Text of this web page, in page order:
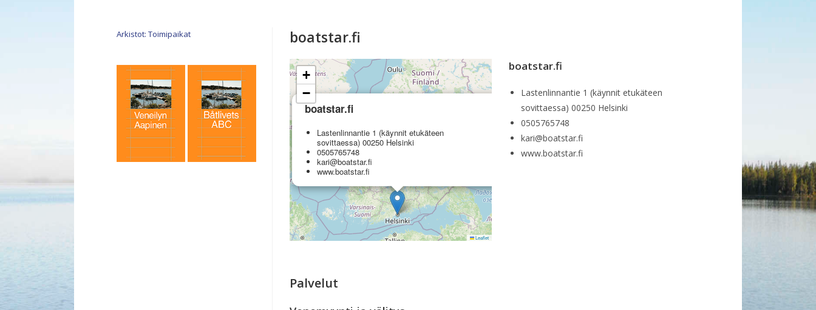
Arkistot: Toimipaikat boatstar.fi
boatstar.fi
Lastenlinnantie 1 (käynnit etukäteen
sovittaessa) 00250 Helsinki
0505765748
kari@boatstar.fi
www.boatstar.fi
+
−
Leaflet
boatstar.fi
Lastenlinnantie 1 (käynnit etukäteen
sovittaessa) 00250 Helsinki
0505765748
kari@boatstar.fi
www.boatstar.fi
Palvelut